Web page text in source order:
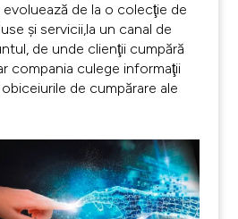
de la o colecţie de
şi servicii,la un canal de
de unde clienţii cumpără
compania culege informaţii
de cumpărare ale